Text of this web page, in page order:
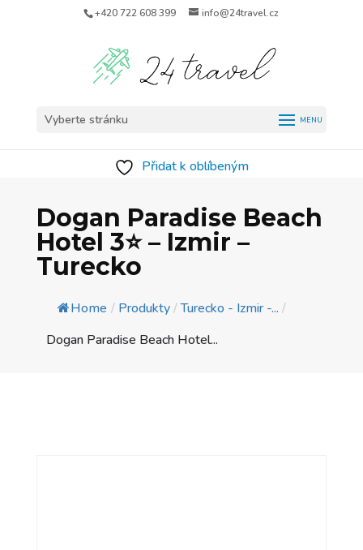
+420 722 608 399 info@24travel.cz
Vyberte stránku
Přidat k oblíbeným
Dogan Paradise Beach
Hotel 3⭐️ – Izmir –
Turecko
Home / Produkty/Turecko - Izmir -... /
Dogan Paradise Beach Hotel...